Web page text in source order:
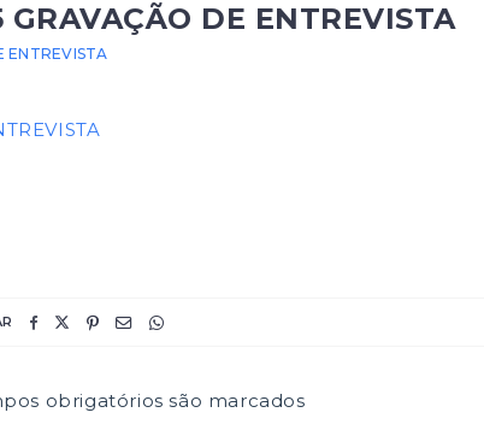
DE ENTREVISTA
obrigatórios são marcados